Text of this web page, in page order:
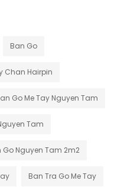
Ban Go
Chan Hairpin
Go Me Tay Nguyen Tam
Tam
Go Nguyen Tam 2m2
Ban Tra Go Me Tay